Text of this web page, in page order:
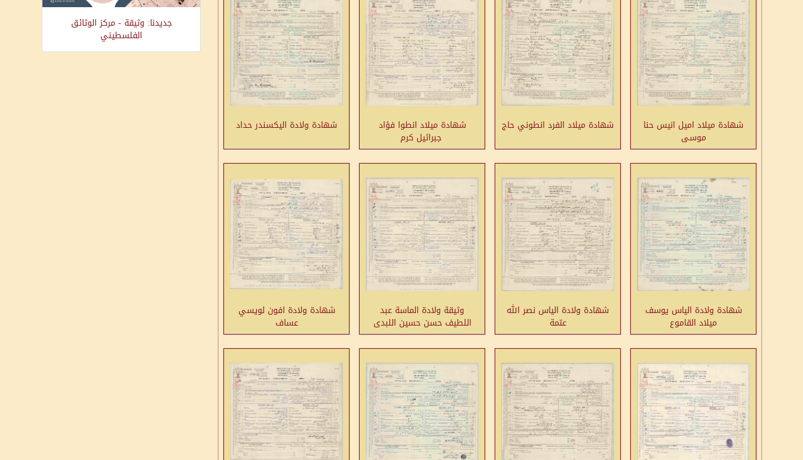
شهادة ميلاد اميل انيس حنا
موسى
شهادة ميلاد الفرد انطوني حاج شهادة ميلاد انطوا فؤاد
جبرائيل كرم
شهادة ولادة اليكسندر حداد
شهادة ولادة الياس يوسف
ميلاد القاموع
شهادة ولادة الياس نصر الله
عتمة
وثيقة ولادة الماسة عبد
اللطيف حسن حسين اللبدى
شهادة ولادة افون لويسي
عساف
جديدنا: وثيقة - مركز الوثائق
الفلسطيني